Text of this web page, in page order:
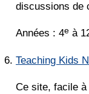
discussions de
Années : 4e à
Teaching Kids
Ce site, facile